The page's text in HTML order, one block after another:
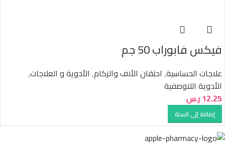
فيكس فابوراب 50 جم
علاجات الحساسية, احتقان الأنف والزكام, الأدوية و العلاجات,
الأدوية اللاوصفية
12.25 ر.س
إضافة إلى السلة